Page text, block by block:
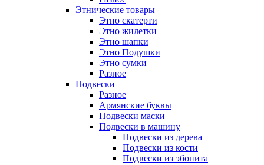
Этнические товары
Этно скатерти
Этно жилетки
Этно шапки
Этно Подушки
Этно сумки
Разное
Подвески
Разное
Армянские буквы
Подвески маски
Подвески в машину
Подвески из дерева
Подвески из кости
Подвески из эбонита